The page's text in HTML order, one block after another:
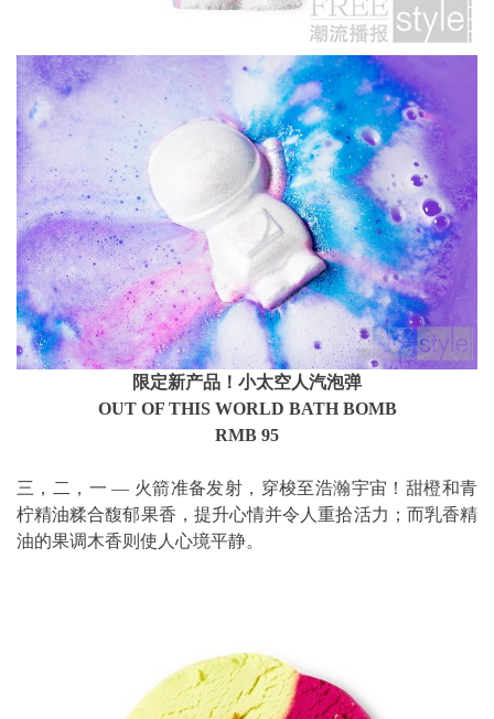
限定新产品！小太空人汽泡弹
OUT OF THIS WORLD BATH BOMB
RMB 95
三，二，一 — 火箭准备发射，穿梭至浩瀚宇宙！ 甜橙和青
柠精油糅合馥郁果香，提升心情并令人重拾活力；而乳香精
油的果调木香则使人心境平静。